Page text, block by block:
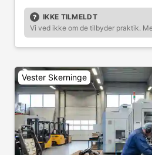
IKKE TILMELDT
Vi ved ikke om de tilbyder praktik.
Vester Skerninge